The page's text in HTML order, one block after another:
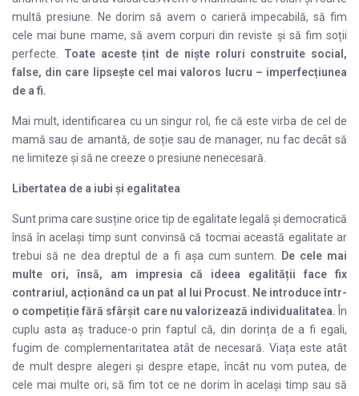
multă presiune. Ne dorim să avem o carieră impecabilă, să fim
cele mai bune mame, să avem corpuri din reviste și să fim soții
perfecte. Toate aceste țint de niște roluri construite social,
false, din care lipsește cel mai valoros lucru – imperfecțiunea
de a fi.
Mai mult, identificarea cu un singur rol, fie că este virba de cel de
mamă sau de amantă, de soție sau de manager, nu fac decât să
ne limiteze și să ne creeze o presiune nenecesară.
Libertatea de a iubi și egalitatea
Sunt prima care susține orice tip de egalitate legală și democratică
însă în același timp sunt convinsă că tocmai această egalitate ar
trebui să ne dea dreptul de a fi așa cum suntem.
De cele mai
multe ori, însă, am impresia că ideea egalității face fix
contrariul, acționând ca un pat al lui Procust. Ne introduce într-
o competiție fără sfârșit care nu valorizează individualitatea. În
cuplu asta aș traduce-o prin faptul că, din dorința de a fi egali,
fugim de complementaritatea atât de necesară. Viața este atât
de mult despre alegeri și despre etape, încât nu vom putea, de
cele mai multe ori, să fim tot ce ne dorim în același timp sau să